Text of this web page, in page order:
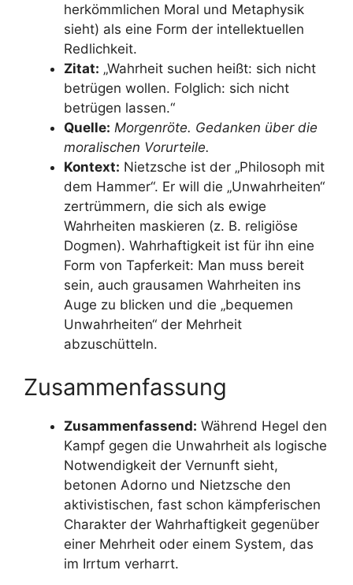
herkömmlichen Moral und Metaphysik
sieht) als eine Form der intellektuellen
Redlichkeit.
Zitat: „Wahrheit suchen heißt: sich nicht
betrügen wollen. Folglich: sich nicht
betrügen lassen.“
Quelle: Morgenröte. Gedanken über die
moralischen Vorurteile.
Kontext: Nietzsche ist der „Philosoph mit
dem Hammer“. Er will die „Unwahrheiten“
zertrümmern, die sich als ewige
Wahrheiten maskieren (z. B. religiöse
Dogmen). Wahrhaftigkeit ist für ihn eine
Form von Tapferkeit: Man muss bereit
sein, auch grausamen Wahrheiten ins
Auge zu blicken und die „bequemen
Unwahrheiten“ der Mehrheit
abzuschütteln.
Zusammenfassung
Zusammenfassend: Während Hegel den
Kampf gegen die Unwahrheit als logische
Notwendigkeit der Vernunft sieht,
betonen Adorno und Nietzsche den
aktivistischen, fast schon kämpferischen
Charakter der Wahrhaftigkeit gegenüber
einer Mehrheit oder einem System, das
im Irrtum verharrt.